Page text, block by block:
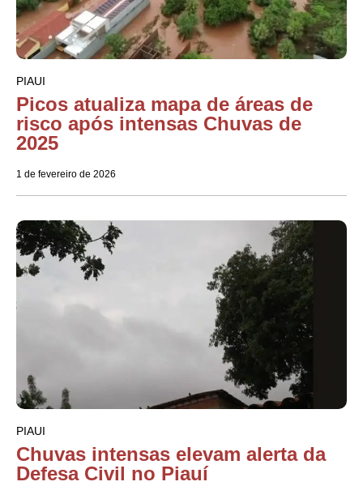
PIAUI
Picos atualiza mapa de áreas de
risco após intensas Chuvas de
2025
1 de fevereiro de 2026
PIAUI
Chuvas intensas elevam alerta da
Defesa Civil no Piauí